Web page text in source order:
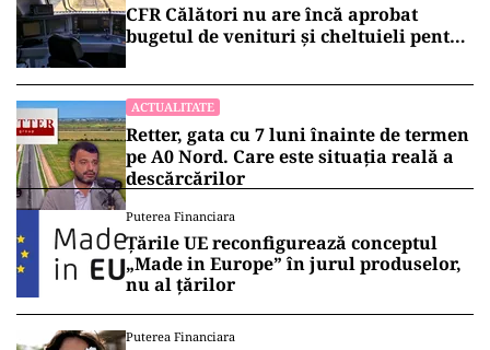
CFR Călători nu are încă aprobat
bugetul de venituri și cheltuieli pentru
ACTUALITATE
Retter, gata cu 7 luni înainte de termen
pe A0 Nord. Care este situația reală a
descărcărilor
Puterea Financiara
Țările UE reconfigurează conceptul
„Made in Europe” în jurul produselor,
nu al țărilor
Puterea Financiara